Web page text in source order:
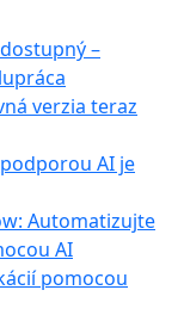
–
verzia teraz
podporou AI je
Automatizujte
AI
pomocou